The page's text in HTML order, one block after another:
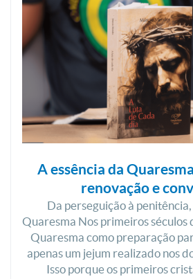
A essência da
renovação e
Da perseguição à
Quaresma Nos primeiros séculos
Quaresma como preparação
apenas um jejum realizado nos
Isso porque os primeiros